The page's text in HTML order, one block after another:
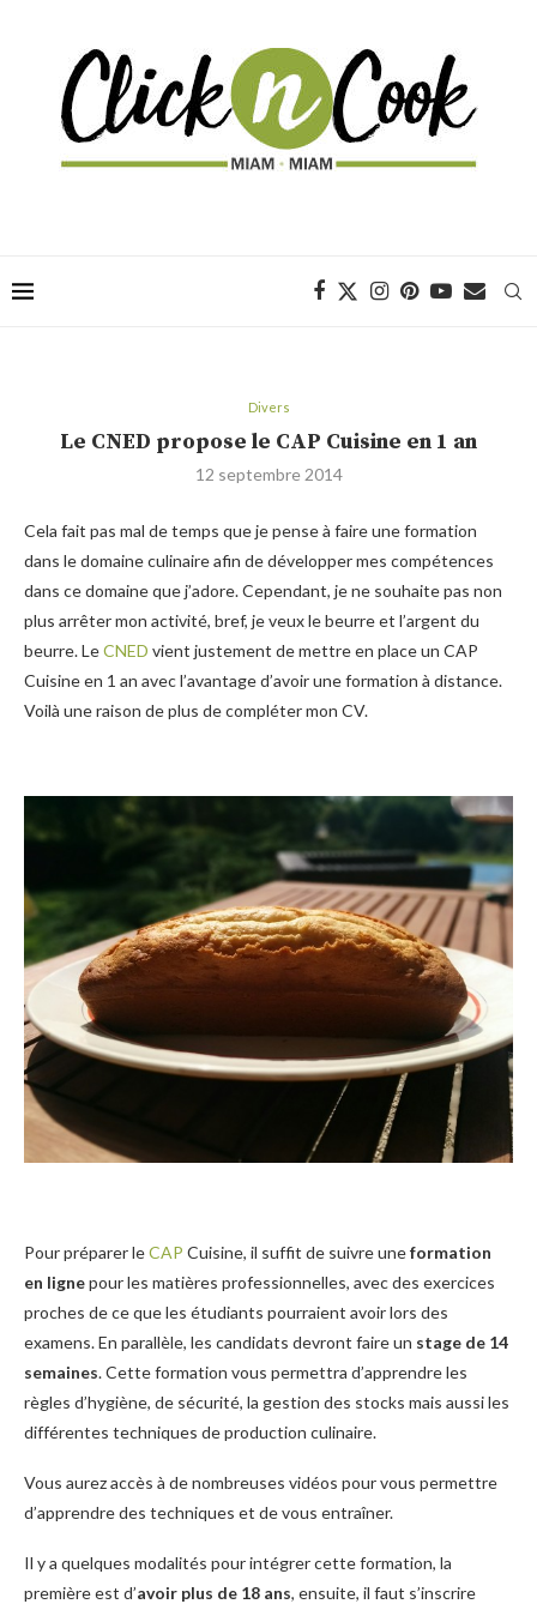
Divers
Le CNED propose le CAP Cuisine en 1 an
12 septembre 2014
Cela fait pas mal de temps que je pense à faire une formation
dans le domaine culinaire afin de développer mes compétences
dans ce domaine que j’adore. Cependant, je ne souhaite pas non
plus arrêter mon activité, bref, je veux le beurre et l’argent du
beurre. LeCNED vient justement de mettre en place un CAP
Cuisine en 1 an avec l’avantage d’avoir une formation à distance.
Voilà une raison de plus de compléter mon CV.
Pour préparer leCAP Cuisine, il suffit de suivre uneformation
en lignepour les matières professionnelles, avec des exercices
proches de ce que les étudiants pourraient avoir lors des
examens. En parallèle, les candidats devront faire un stage de 14
semaines. Cette formation vous permettra d’apprendre les
règles d’hygiène, de sécurité, la gestion des stocks mais aussi les
différentes techniques de production culinaire.
Vous aurez accès à de nombreuses vidéos pour vous permettre
d’apprendre des techniques et de vous entraîner.
Il y a quelques modalités pour intégrer cette formation, la
première est d’avoir plus de 18 ans, ensuite, il faut s’inscrire